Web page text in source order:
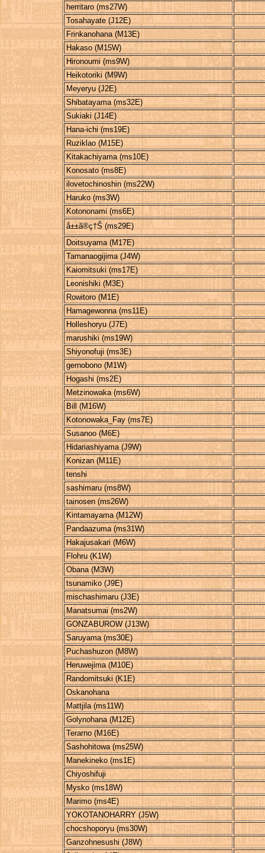
herritaro (ms27W)
Tosahayate (J12E)
Frinkanohana (M13E)
Hakaso (M15W)
Hironoumi (ms9W)
Heikotoriki (M9W)
Meyeryu (J2E)
Shibatayama (ms32E)
Sukiaki (J14E)
Hana-ichi (ms19E)
Ruziklao (M15E)
Kitakachiyama (ms10E)
Konosato (ms8E)
ilovetochinoshin (ms22W)
Haruko (ms3W)
Kotononami (ms6E)
å±±ã®ç†Š (ms29E)
Doitsuyama (M17E)
Tamanaogijima (J4W)
Kaiomitsuki (ms17E)
Leonishiki (M3E)
Rowitoro (M1E)
Hamagewonna (ms11E)
Holleshoryu (J7E)
marushiki (ms19W)
Shiyonofuji (ms3E)
gernobono (M1W)
Hogashi (ms2E)
Metzinowaka (ms6W)
Bill (M16W)
Kotonowaka_Fay (ms7E)
Susanoo (M6E)
Hidariashiyama (J9W)
Konizan (M11E)
tenshi
sashimaru (ms8W)
tainosen (ms26W)
Kintamayama (M12W)
Pandaazuma (ms31W)
Hakajusakari (M6W)
Flohru (K1W)
Obana (M3W)
tsunamiko (J9E)
mischashimaru (J3E)
Manatsumai (ms2W)
GONZABUROW (J13W)
Saruyama (ms30E)
Puchashuzon (M8W)
Heruwejima (M10E)
Randomitsuki (K1E)
Oskanohana
Mattjila (ms11W)
Golynohana (M12E)
Terarno (M16E)
Sashohitowa (ms25W)
Manekineko (ms1E)
Chiyoshifuji
Mysko (ms18W)
Marimo (ms4E)
YOKOTANOHARRY (J5W)
chocshoporyu (ms30W)
Ganzohnesushi (J8W)